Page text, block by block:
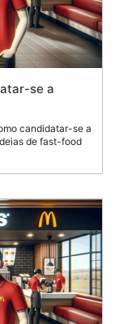
se a
candidatar-se a
de fast-food